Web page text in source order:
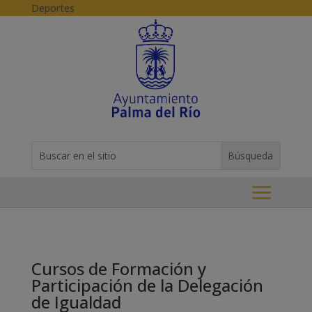
Skip to content
Deportes
for...
Cursos de Formación y
Participación de la Delegación
de Igualdad